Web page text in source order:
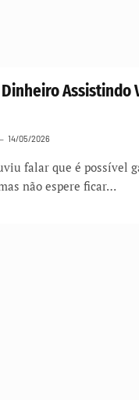
Assistindo
14/05/2026
falar que é possível
não espere ficar…